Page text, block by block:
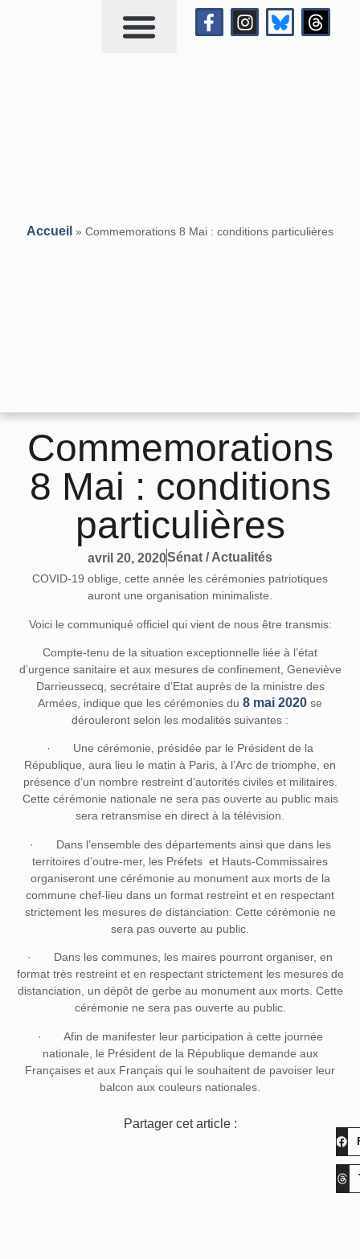
Accueil » Commemorations 8 Mai : conditions particulières
Commemorations
8 Mai : conditions
particulières
avril 20, 2020Sénat / Actualités
COVID-19 oblige, cette année les cérémonies patriotiques
auront une organisation minimaliste.
Voici le communiqué officiel qui vient de nous être transmis:
Compte-tenu de la situation exceptionnelle liée à l’état
d’urgence sanitaire et aux mesures de confinement, Geneviève
Darrieussecq, secrétaire d’Etat auprès de la ministre des
Armées, indique que les cérémonies du 8 mai 2020 se
dérouleront selon les modalités suivantes :
· Une cérémonie, présidée par le Président de la
République, aura lieu le matin à Paris, à l’Arc de triomphe, en
présence d’un nombre restreint d’autorités civiles et militaires.
Cette cérémonie nationale ne sera pas ouverte au public mais
sera retransmise en direct à la télévision.
· Dans l’ensemble des départements ainsi que dans les
territoires d’outre-mer, les Préfets et Hauts-Commissaires
organiseront une cérémonie au monument aux morts de la
commune chef-lieu dans un format restreint et en respectant
strictement les mesures de distanciation. Cette cérémonie ne
sera pas ouverte au public.
· Dans les communes, les maires pourront organiser, en
format très restreint et en respectant strictement les mesures de
distanciation, un dépôt de gerbe au monument aux morts. Cette
cérémonie ne sera pas ouverte au public.
· Afin de manifester leur participation à cette journée
nationale, le Président de la République demande aux
Françaises et aux Français qui le souhaitent de pavoiser leur
balcon aux couleurs nationales.
Partager cet article :